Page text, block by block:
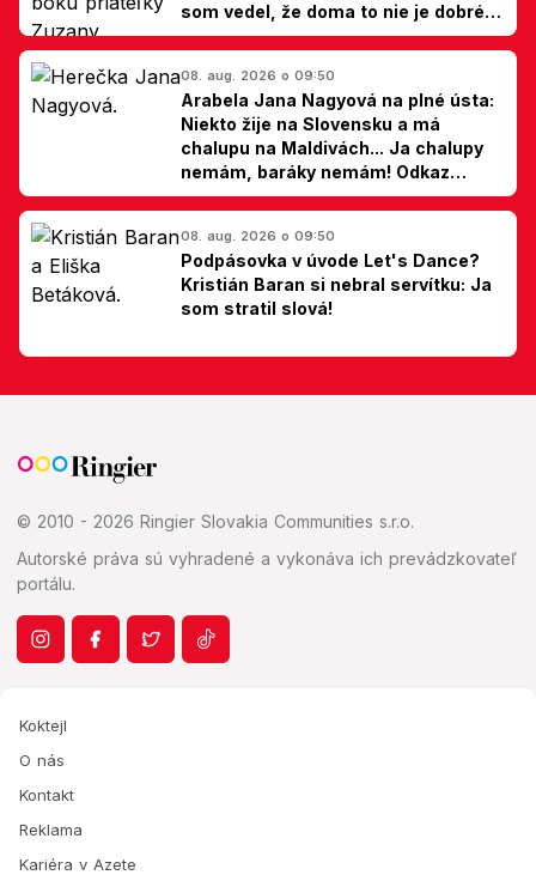
som vedel, že doma to nie je dobré,
hovorí Milan Ondrík
08. aug. 2026 o 09:50
Arabela Jana Nagyová na plné ústa:
Niekto žije na Slovensku a má
chalupu na Maldivách... Ja chalupy
nemám, baráky nemám! Odkaz
Slovákom
08. aug. 2026 o 09:50
Podpásovka v úvode Let's Dance?
Kristián Baran si nebral servítku: Ja
som stratil slová!
© 2010 - 2026 Ringier Slovakia Communities s.r.o.
Autorské práva sú vyhradené a vykonáva ich prevádzkovateľ
portálu.
Koktejl
O nás
Kontakt
Reklama
Kariéra v Azete